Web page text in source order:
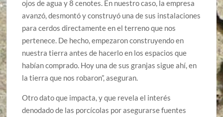
ojos de agua y 8 cenotes. En nuestro caso, la empresa
avanzó, desmontó y construyó una de sus instalaciones
para cerdos directamente en el terreno que nos
pertenece. De hecho, empezaron construyendo en
nuestra tierra antes de hacerlo en los espacios que
habían comprado. Hoy una de sus granjas sigue ahí, en
la tierra que nos robaron”, aseguran.
Otro dato que impacta, y que revela el interés
denodado de las porcícolas por asegurarse fuentes